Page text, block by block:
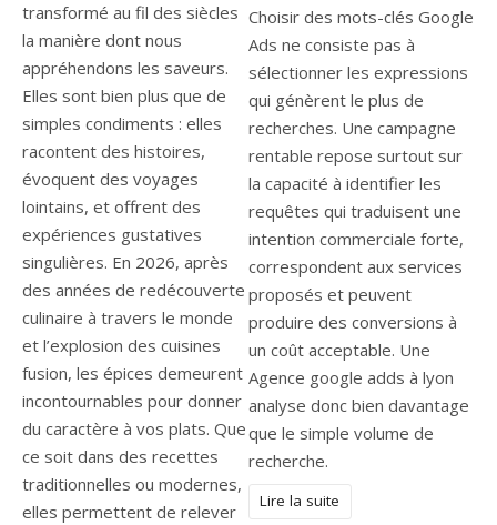
transformé au fil des siècles
la manière dont nous
appréhendons les saveurs.
Elles sont bien plus que de
simples condiments : elles
racontent des histoires,
évoquent des voyages
lointains, et offrent des
expériences gustatives
singulières. En 2026, après
des années de redécouverte
culinaire à travers le monde
et l’explosion des cuisines
fusion, les épices demeurent
incontournables pour donner
du caractère à vos plats. Que
ce soit dans des recettes
traditionnelles ou modernes,
elles permettent de relever
Choisir des mots-clés Google
Ads ne consiste pas à
sélectionner les expressions
qui génèrent le plus de
recherches. Une campagne
rentable repose surtout sur
la capacité à identifier les
requêtes qui traduisent une
intention commerciale forte,
correspondent aux services
proposés et peuvent
produire des conversions à
un coût acceptable. Une
Agence google adds à lyon
analyse donc bien davantage
que le simple volume de
recherche.
Lire la suite